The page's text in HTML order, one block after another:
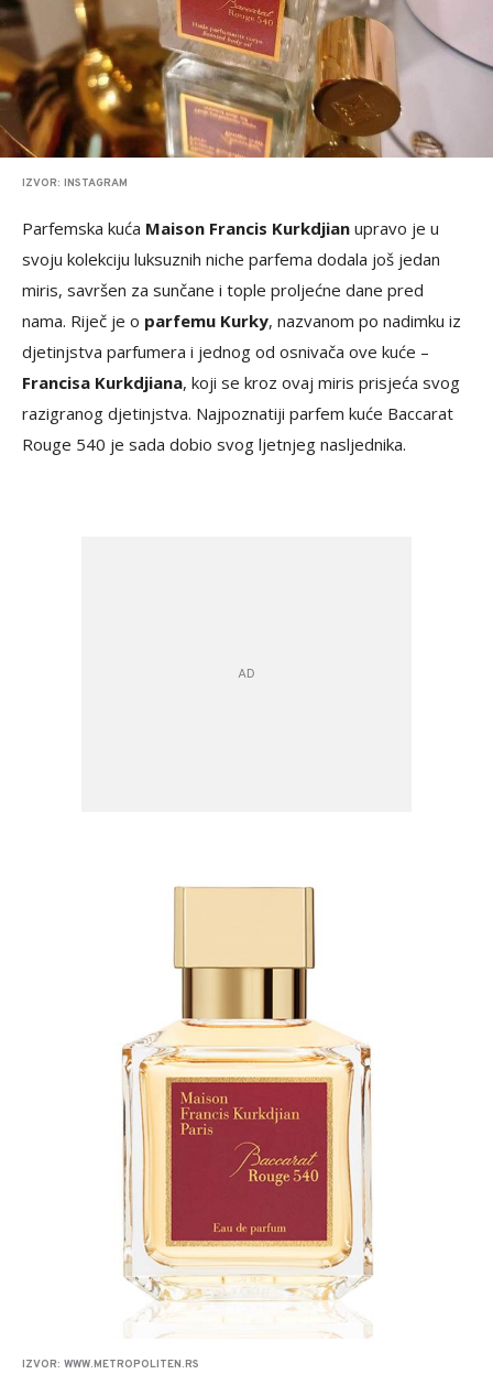
IZVOR: INSTAGRAM
Parfemska kuća Maison Francis Kurkdjian upravo je u
svoju kolekciju luksuznih niche parfema dodala još jedan
miris, savršen za sunčane i tople proljećne dane pred
nama. Riječ je o parfemu Kurky, nazvanom po nadimku iz
djetinjstva parfumera i jednog od osnivača ove kuće –
Francisa Kurkdjiana, koji se kroz ovaj miris prisjeća svog
razigranog djetinjstva. Najpoznatiji parfem kuće Baccarat
Rouge 540 je sada dobio svog ljetnjeg nasljednika.
IZVOR: WWW.METROPOLITEN.RS